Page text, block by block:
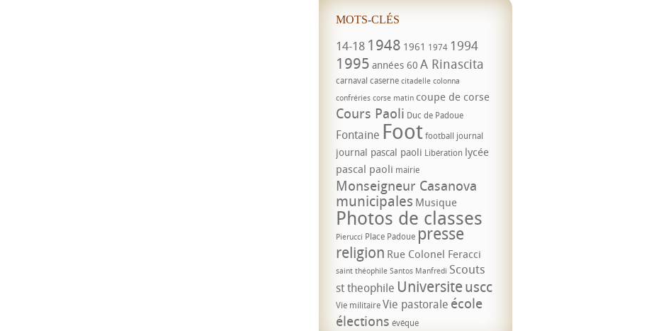
MOTS-CLÉS
14-18 1948 1961 1974 1994
1995 années 60 A Rinascita
carnaval caserne citadelle colonna
confréries corse matin coupe de corse
Cours Paoli Duc de Padoue
Fontaine Footfootball journal
journal pascal paoli Libération lycée
pascal paoli mairie
Monseigneur Casanova
municipales Musique
Photos de classes
Pierucci Place Padoue presse
religion Rue Colonel Feracci
saint théophile Santos Manfredi Scouts
st theophile Universiteuscc
Vie militaireVie pastorale école
élections évêque